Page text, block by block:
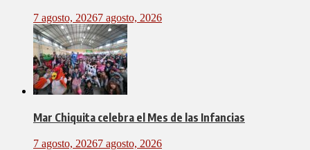
7 agosto, 20267 agosto, 2026
Mar Chiquita celebra el Mes de las Infancias
7 agosto, 20267 agosto, 2026